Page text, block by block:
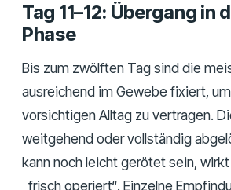
Tag 11–12: Übergang in
Phase
Bis zum zwölften Tag sind die
ausreichend im Gewebe fixiert,
vorsichtigen Alltag zu vertragen.
weitgehend oder vollständig
kann noch leicht gerötet sein,
„frisch operiert“. Einzelne